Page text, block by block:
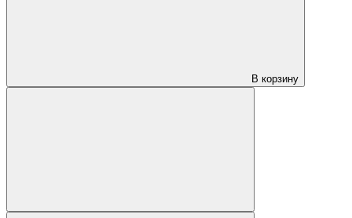
В корзину